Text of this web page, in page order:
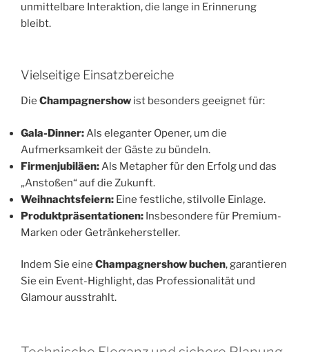
unmittelbare Interaktion, die lange in Erinnerung
bleibt.
Vielseitige Einsatzbereiche
Die Champagnershow ist besonders geeignet für:
Gala-Dinner:Als eleganter Opener, um die
Aufmerksamkeit der Gäste zu bündeln.
Firmenjubiläen:Als Metapher für den Erfolg und das
„Anstoßen“ auf die Zukunft.
Weihnachtsfeiern: Eine festliche, stilvolle Einlage.
Produktpräsentationen: Insbesondere für Premium-
Marken oder Getränkehersteller.
Indem Sie eine Champagnershow buchen, garantieren
Sie ein Event-Highlight, das Professionalität und
Glamour ausstrahlt.